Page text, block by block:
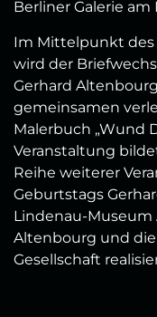
Berliner Galerie
Im Mittelpunkt des
wird der
Gerhard
gemeinsamen
Malerbuch „Wund
Veranstaltung
Reihe weiterer
Geburtstags
Lindenau-
Altenbourg und
Gesellschaft